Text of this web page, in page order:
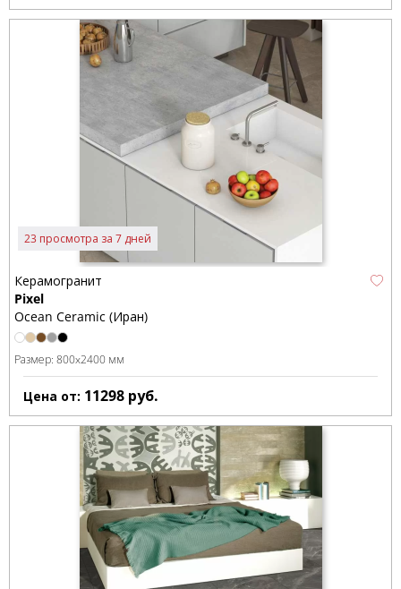
23 просмотра за 7 дней
Керамогранит
Pixel
Ocean Ceramic (Иран)
Размер: 800x2400 мм
Цена от: 11298 руб.